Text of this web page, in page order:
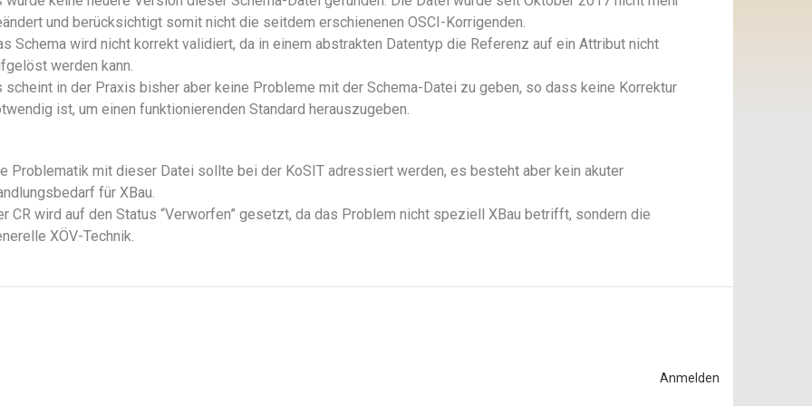
und berücksichtigt somit nicht die seitdem erschienenen OSCI-Korrigenden.
Schema wird nicht korrekt validiert, da in einem abstrakten Datentyp die Referenz auf ein Attribut nicht
werden kann.
scheint in der Praxis bisher aber keine Probleme mit der Schema-Datei zu geben, so dass keine Korrektur
ist, um einen funktionierenden Standard herauszugeben.
Problematik mit dieser Datei sollte bei der KoSIT adressiert werden, es besteht aber kein akuter
für XBau.
CR wird auf den Status “Verworfen” gesetzt, da das Problem nicht speziell XBau betrifft, sondern die
XÖV-Technik.
Anmelden